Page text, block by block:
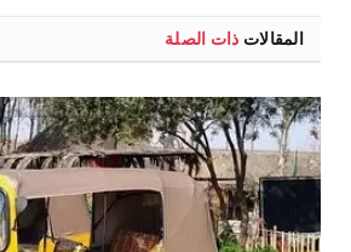
المقالات ذات الصلة